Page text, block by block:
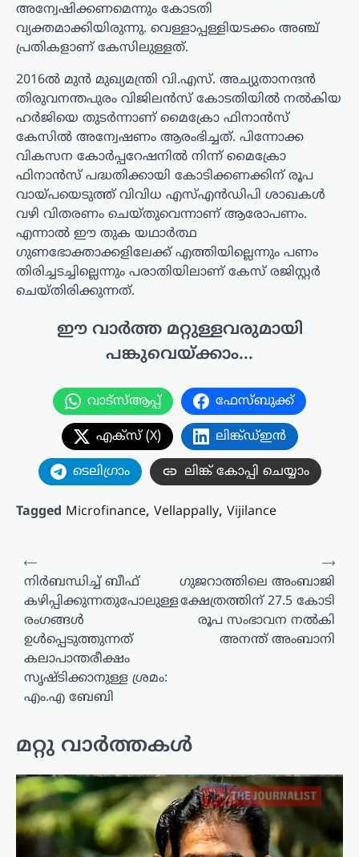
അന്വേഷിക്കണമെന്നും കോടതി
വ്യക്തമാക്കിയിരുന്നു. വെള്ളാപ്പള്ളിയടക്കം അഞ്ച്
പ്രതികളാണ് കേസിലുള്ളത്.
2016ൽ മുൻ മുഖ്യമന്ത്രി വി.എസ്. അച്യുതാനന്ദൻ
തിരുവനന്തപുരം വിജിലൻസ് കോടതിയിൽ നൽകിയ
ഹർജിയെ തുടർന്നാണ് മൈക്രോ ഫിനാൻസ്
കേസിൽ അന്വേഷണം ആരംഭിച്ചത്. പിന്നോക്ക
വികസന കോർപ്പറേഷനിൽ നിന്ന് മൈക്രോ
ഫിനാൻസ് പദ്ധതിക്കായി കോടിക്കണക്കിന് രൂപ
വായ്പയെടുത്ത് വിവിധ എസ്എൻഡിപി ശാഖകൾ
വഴി വിതരണം ചെയ്തുവെന്നാണ് ആരോപണം.
എന്നാൽ ഈ തുക യഥാർത്ഥ
ഗുണഭോക്താക്കളിലേക്ക് എത്തിയില്ലെന്നും പണം
തിരിച്ചടച്ചില്ലെന്നും പരാതിയിലാണ് കേസ് രജിസ്റ്റർ
ചെയ്തിരിക്കുന്നത്.
ഈ വാർത്ത മറ്റുള്ളവരുമായി
പങ്കുവെയ്ക്കാം...
വാട്സ്ആപ്പ് ഫേസ്ബുക്ക്
എക്സ് (X) ലിങ്ക്ഡ്ഇൻ
ടെലിഗ്രാം ലിങ്ക് കോപ്പി ചെയ്യാം
Tagged Microfinance, Vellappally, Vijilance
പോസ്റ്റുകളിലൂടെ
⟵
നിർബന്ധിച്ച് ബീഫ്
കഴിപ്പിക്കുന്നതുപോലുള്ള
രംഗങ്ങൾ
ഉൾപ്പെടുത്തുന്നത്
കലാപാന്തരീക്ഷം
സൃഷ്ടിക്കാനുള്ള ശ്രമം:
എം.എ ബേബി
ഗുജറാത്തിലെ അംബാജി
ക്ഷേത്രത്തിന് 27.5 കോടി
രൂപ സംഭാവന നൽകി
അനന്ത് അംബാനി
⟶
മറ്റു വാർത്തകൾ